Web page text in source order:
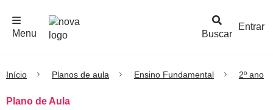
Buscar
Menu
Entrar
Início Planos de aula Ensino Fundamental 2º ano
Plano de Aula